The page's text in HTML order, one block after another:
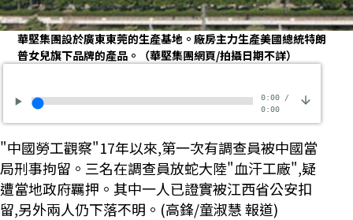
華堅集團設於廣東東莞的生產基地。廠房主力生產美國總統特朗
普女兒旗下品牌的產品。（華堅集團網頁/拍攝日期不詳）
0:00/
0:00
"中國勞工觀察"17年以來,第一次有調查員被中國當
局刑事拘留。三名在調查員放蛇大陸"血汗工廠",疑
遭當地政府羈押。其中一人已證實被江西省公安扣
留,另外兩人仍下落不明。(高鋒/童淑慧 報道)